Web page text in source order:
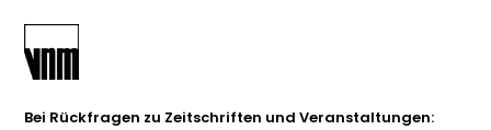
Bei Rückfragen zu Zeitschriften und Veranstaltungen: